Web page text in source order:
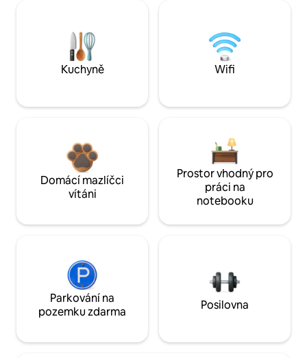
Kuchyně Wifi
Domácí mazlíčci
vítáni
Prostor vhodný pro
práci na
notebooku
Parkování na
pozemku zdarma
Posilovna